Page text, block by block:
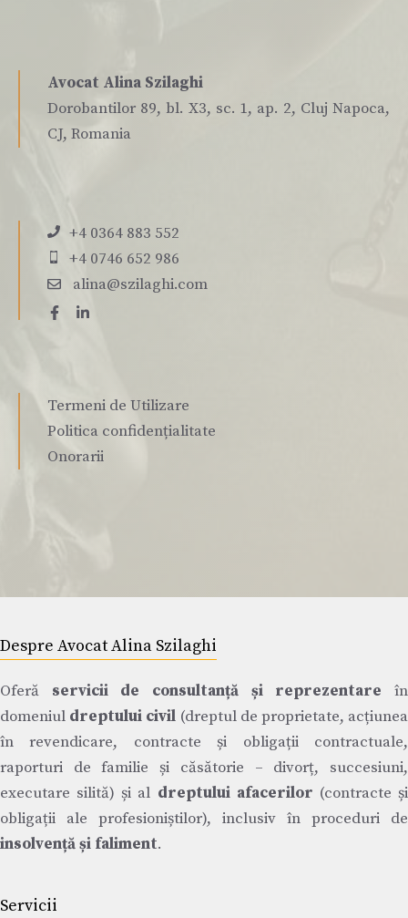
Avocat Alina Szilaghi
Dorobantilor 89, bl. X3, sc. 1, ap. 2, Cluj Napoca,
CJ, Romania
+4 0364 883 552
+4 0746 652 986
alina@szilaghi.com
Termeni de Utilizare
Politica confidențialitate
Onorarii
Despre Avocat Alina Szilaghi
Oferă servicii de consultanță și reprezentare în
domeniul dreptului civil (dreptul de proprietate, acțiunea
în revendicare, contracte și obligații contractuale,
raporturi de familie și căsătorie – divorț, succesiuni,
executare silită) și al dreptului afacerilor (contracte și
obligații ale profesioniștilor), inclusiv în proceduri de
insolvență și faliment.
Servicii